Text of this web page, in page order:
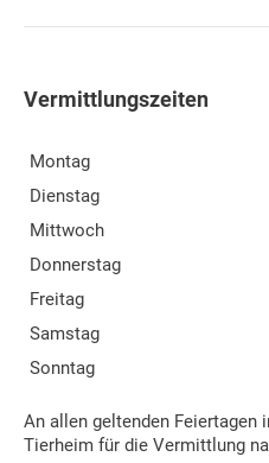
Vermittlungszeiten
Montag
Dienstag
Mittwoch
Donnerstag
Freitag
Samstag
Sonntag
An allen geltenden Feiertagen
Tierheim für die Vermittlung